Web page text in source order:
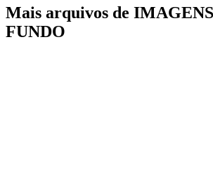
Mais arquivos de
FUNDO